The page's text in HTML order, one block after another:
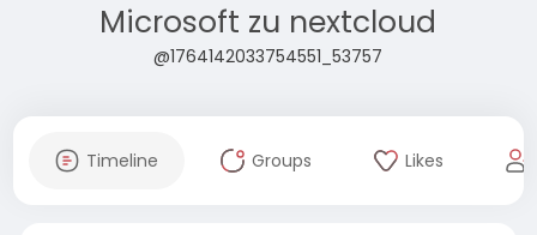
Microsoft zu nextcloud
@1764142033754551_53757
Timeline Groups Likes